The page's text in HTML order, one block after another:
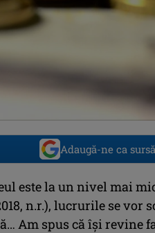
Adaugă-ne ca
este la un nivel mai
n.r.), lucrurile se vor
Am spus că îşi revine